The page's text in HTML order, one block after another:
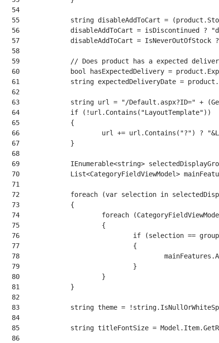
54
55
56
57
58
59
60
61
62
63
64
65
66
67
68
69
70
71
72
73
74
75
76
77
78
79
80
81
82
83
84
85
86